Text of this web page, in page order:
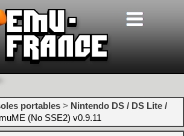
portables > Nintendo DS / DS Lite /
(No SSE2) v0.9.11